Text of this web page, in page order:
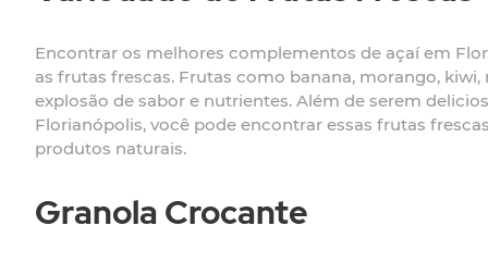
Encontrar os melhores complementos de açaí em
as frutas frescas. Frutas como banana, morango,
explosão de sabor e nutrientes. Além de serem
Florianópolis, você pode encontrar essas frutas
produtos naturais.
Granola Crocante